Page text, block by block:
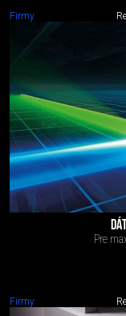
Firmy
Pre
Firmy